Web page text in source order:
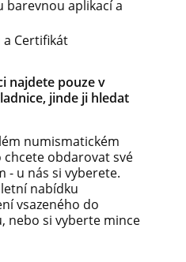
barevnou aplikací a
a Certifikát
najdete pouze v
jinde ji hledat
numismatickém
obdarovat své
- u nás si vyberete.
nabídku
vsazeného do
nebo si vyberte mince